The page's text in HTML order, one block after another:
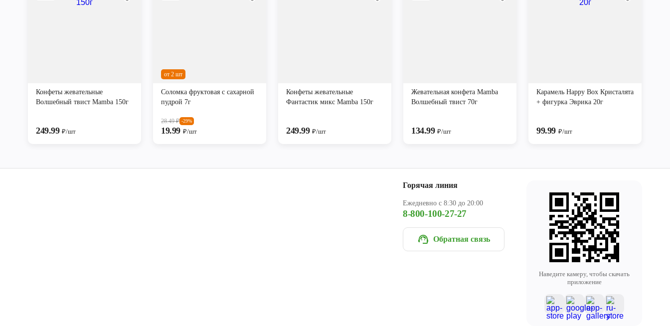
Конфеты жевательные
Волшебный твист Mamba 150г
249.99₽/шт
от 2 шт
Соломка фруктовая с сахарной
пудрой 7г
28.49₽ -29%
19.99 ₽/шт
Конфеты жевательные
Фантастик микс Mamba 150г
249.99₽/шт
Жевательная конфета Mamba
Волшебный твист 70г
134.99₽/шт
Карамель Happy Box Кристалята
+ фигурка Эврика 20г
99.99 ₽/шт
Горячая линия
Ежедневно с 8:30 до 20:00
8-800-100-27-27
Обратная связь
Наведите камеру, чтобы скачать
приложение